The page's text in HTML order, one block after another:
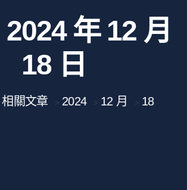
2024 年 12 月
18 日
相關文章 > 2024 > 12 月 > 18